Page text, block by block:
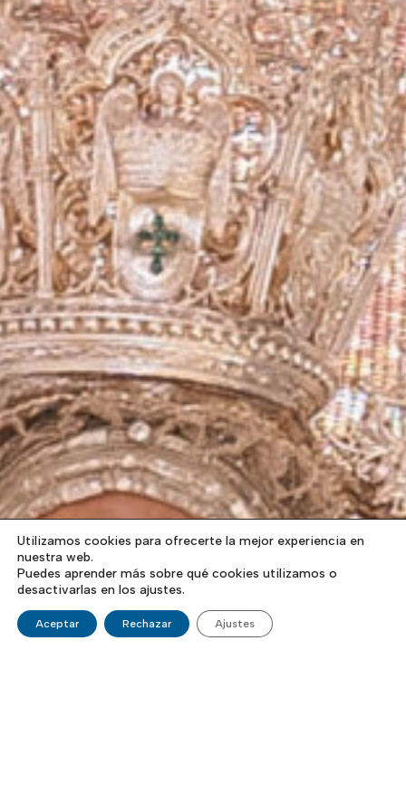
Utilizamos cookies para ofrecerte la mejor experiencia en
nuestra web.
Puedes aprender más sobre qué cookies utilizamos o
desactivarlas en los ajustes.
Aceptar Rechazar Ajustes